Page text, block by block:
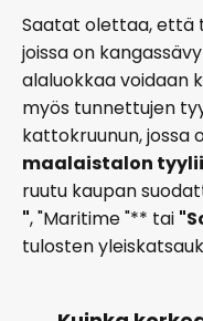
Saatat olettaa, että
joissa on
alaluokkaa voidaan
myös tunnettujen
kattokruunun, jossa
maalaistalon
ruutu kaupan
", "Maritime "** tai
tulosten